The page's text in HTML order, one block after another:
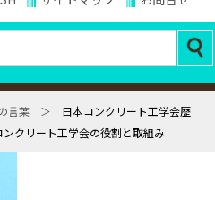
言葉 ＞ 日本コンクリート工学会歴
クリート工学会の役割と取組み